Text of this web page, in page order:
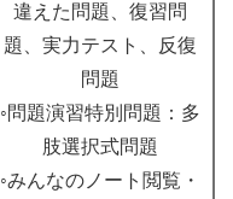
違えた問題、復習問
題、実力テスト、反復
問題
◦問題演習特別問題：多
肢選択式問題
◦みんなのノート閲覧・